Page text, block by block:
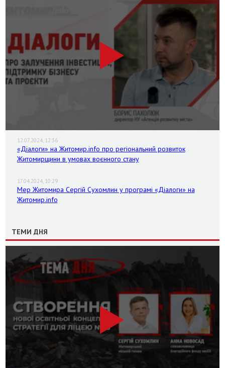
12.07.2024, 12:36
«Діалоги» на Житомир.info про регіональний розвиток
Житомирщини в умовах воєнного стану
17.04.2024, 10:29
Мер Житомира Сергій Сухомлин у програмі «Діалоги» на
Житомир.info
ТЕМИ ДНЯ